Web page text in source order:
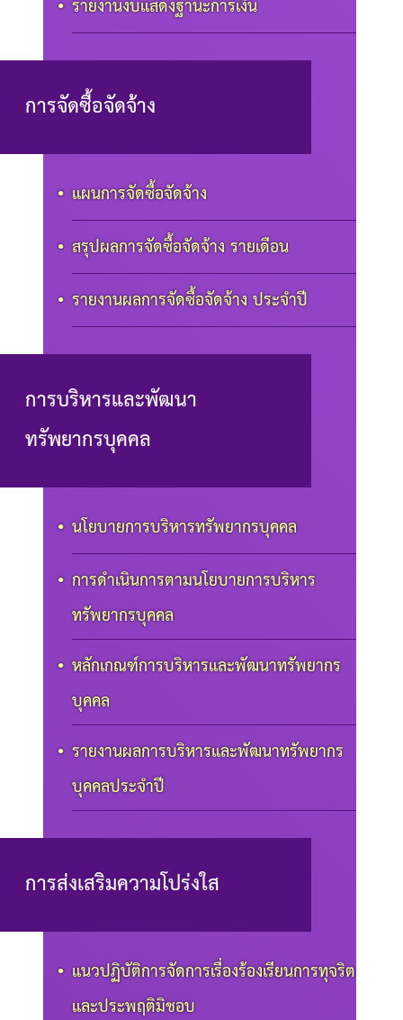
รายงานงบแสดงฐานะการเงิน
การจัดซื้อจัดจ้าง
แผนการจัดซื้อจัดจ้าง
สรุปผลการจัดซื้อจัดจ้าง รายเดือน
รายงานผลการจัดซื้อจัดจ้าง ประจำปี
การบริหารและพัฒนา
ทรัพยากรบุคคล
นโยบายการบริหารทรัพยากรบุคคล
การดำเนินการตามนโยบายการบริหาร
ทรัพยากรบุคคล
หลักเกณฑ์การบริหารและพัฒนาทรัพยากร
บุคคล
รายงานผลการบริหารและพัฒนาทรัพยากร
บุคคลประจำปี
การส่งเสริมความโปร่งใส
แนวปฏิบัติการจัดการเรื่องร้องเรียนการทุจริต
และประพฤติมิชอบ